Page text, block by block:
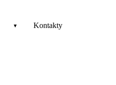
Kontakty